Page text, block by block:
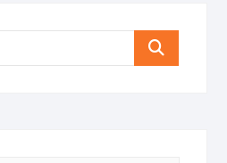
Search